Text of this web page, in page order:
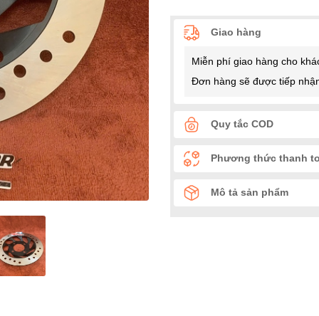
Giao hàng
Miễn phí giao hàng cho
Đơn hàng sẽ được tiếp
Quy tắc COD
Phương thức thanh
Mô tả sản phẩm